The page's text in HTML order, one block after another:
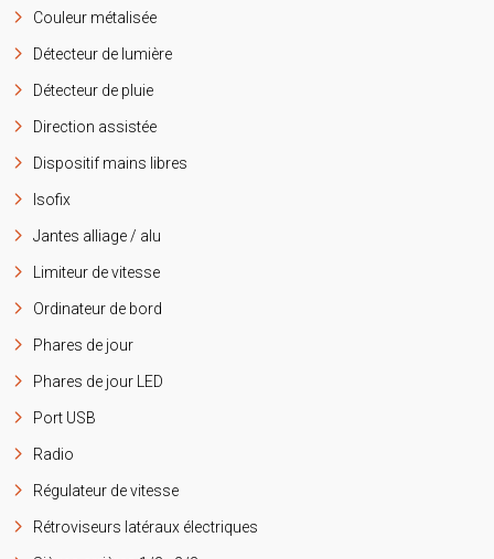
Couleur métalisée
Détecteur de lumière
Détecteur de pluie
Direction assistée
Dispositif mains libres
Isofix
Jantes alliage / alu
Limiteur de vitesse
Ordinateur de bord
Phares de jour
Phares de jour LED
Port USB
Radio
Régulateur de vitesse
Rétroviseurs latéraux électriques